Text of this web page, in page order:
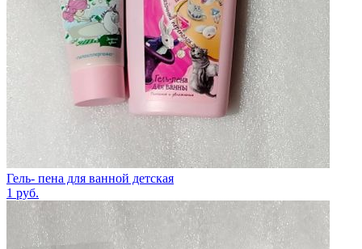
Гель- пена для ванной детская
1 руб.